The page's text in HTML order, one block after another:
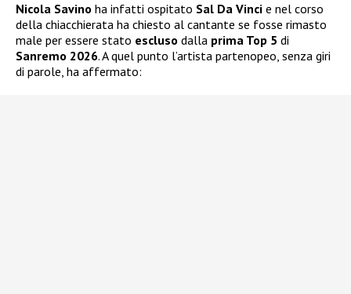
Nicola Savino ha infatti ospitato Sal Da Vinci e nel corso
della chiacchierata ha chiesto al cantante se fosse rimasto
male per essere stato escluso dalla prima Top 5 di
Sanremo 2026. A quel punto l’artista partenopeo, senza giri
di parole, ha affermato: